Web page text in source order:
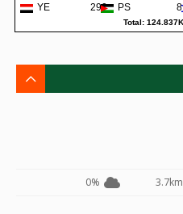
YE
290 PS
Total: 124.837K
0%